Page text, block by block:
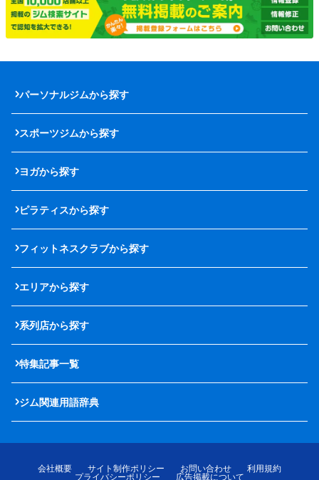
パーソナルジムから探す
スポーツジムから探す
ヨガから探す
ピラティスから探す
フィットネスクラブから探す
エリアから探す
系列店から探す
特集記事一覧
ジム関連用語辞典
会社概要 サイト制作ポリシー お問い合わせ
利用規約
プライバシーポリシー
広告掲載について